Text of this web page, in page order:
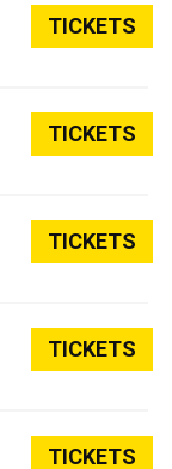
TICKETS
TICKETS
TICKETS
TICKETS
TICKETS